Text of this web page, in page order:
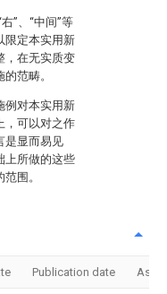
”、“中间”等
限定本实用新
，在无实质变
范畴。
例对本实用新
，可以对之作
是显而易见
上所做的这些
围。
Publication date